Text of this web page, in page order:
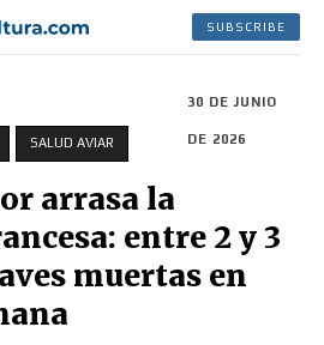
SUBSCRIBE
SALUD AVIAR
30 DE JUNIO
DE 2026
arrasa la
entre 2 y 3
muertas en